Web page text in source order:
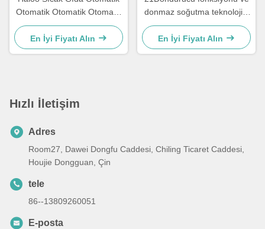
Otomatik Otomatik Otomatik
Otomatik Otomatik Otomatik
Otomatik Otomatik Otomatik
Otomatik Otomatik Otomatik
En İyi Fiyatı Alın
donmaz soğutma teknolojisi
ile.5 inçlik dokunmatik
ekranlı tek mikrodalga öğle
yemeği satış makinesi
En İyi Fiyatı Alın
Hızlı İletişim
Adres
Room27, Dawei Dongfu Caddesi, Chiling Ticaret Caddesi,
Houjie Dongguan, Çin
tele
86--13809260051
E-posta